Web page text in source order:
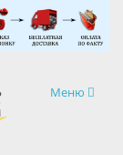
Навигация
Меню
×